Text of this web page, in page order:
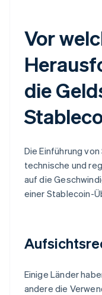
Vor
die
Die Einführung
technische und
auf die
einer Stablecoin-
Einige Länder
andere die